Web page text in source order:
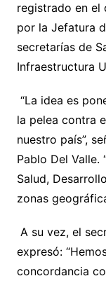
registrado en el
por la Jefatura
secretarías de
Infraestructura
“La idea es
la pelea contra
nuestro país”,
Pablo Del Valle.
Salud,
zonas
A su vez, el
expresó:
concordancia